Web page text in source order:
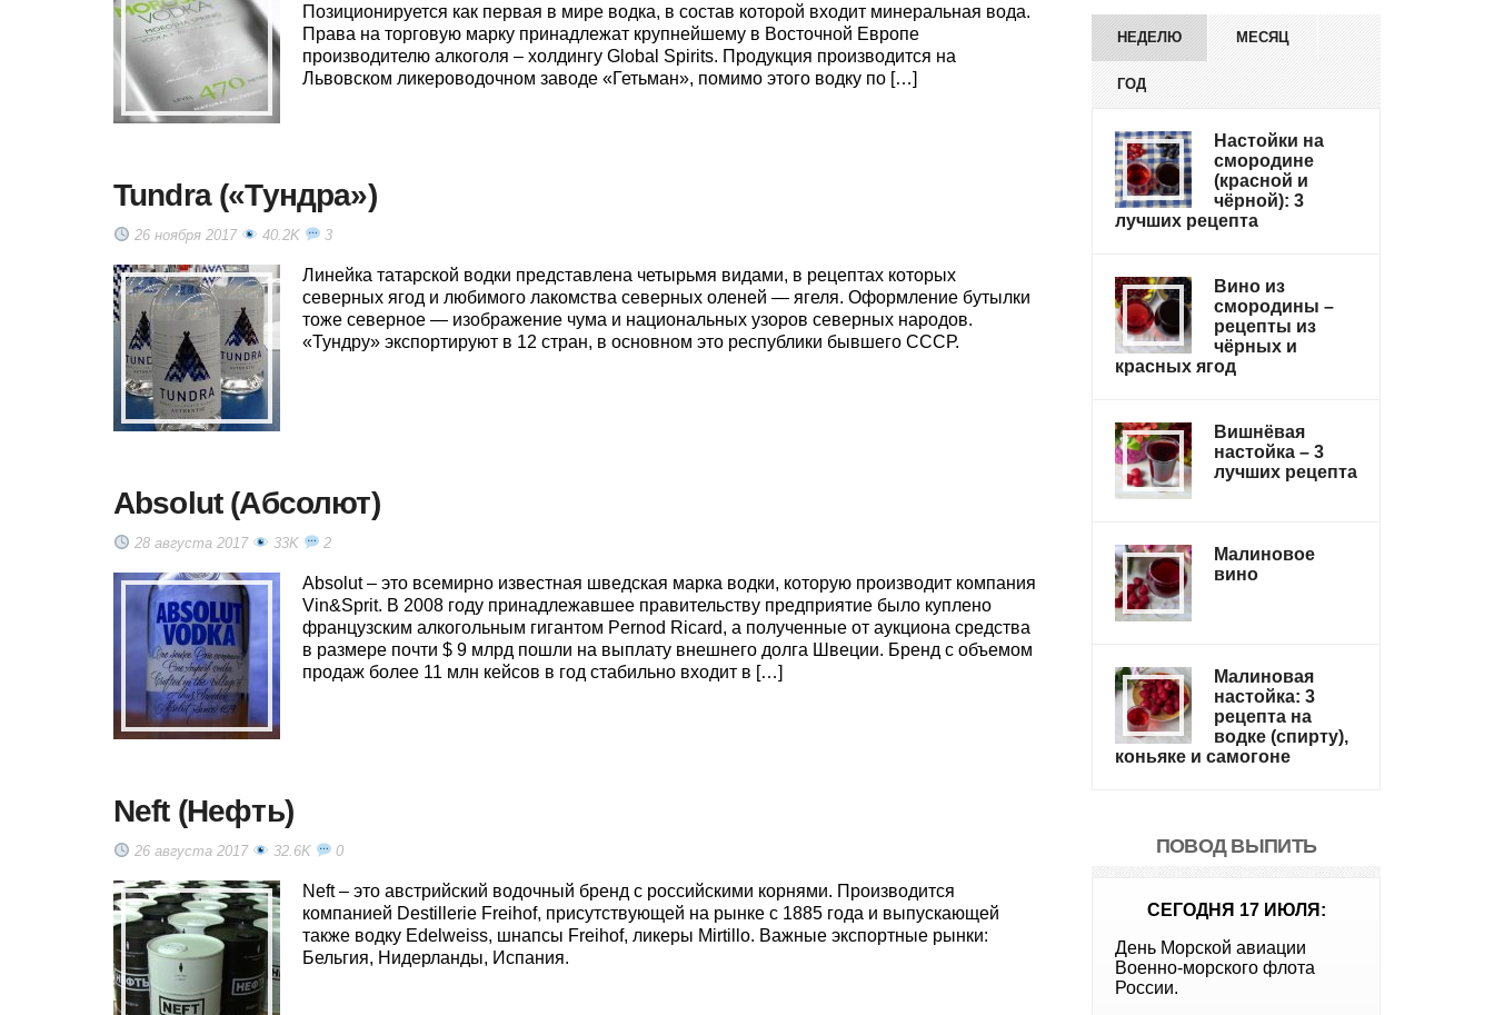
Позиционируется как первая в мире водка, в состав которой входит минеральная вода.
Права на торговую марку принадлежат крупнейшему в Восточной Европе
производителю алкоголя – холдингу Global Spirits. Продукция производится на
Львовском ликероводочном заводе «Гетьман», помимо этого водку по […]
Tundra («Тундра»)
26 ноября 2017 40.2K 3
Линейка татарской водки представлена четырьмя видами, в рецептах которых
северных ягод и любимого лакомства северных оленей — ягеля. Оформление бутылки
тоже северное — изображение чума и национальных узоров северных народов.
«Тундру» экспортируют в 12 стран, в основном это республики бывшего СССР.
Absolut (Абсолют)
28 августа 2017 33K 2
Absolut – это всемирно известная шведская марка водки, которую производит компания
Vin&Sprit. В 2008 году принадлежавшее правительству предприятие было куплено
французским алкогольным гигантом Pernod Ricard, а полученные от аукциона средства
в размере почти $ 9 млрд пошли на выплату внешнего долга Швеции. Бренд с объемом
продаж более 11 млн кейсов в год стабильно входит в […]
Neft (Нефть)
26 августа 2017 32.6K 0
Neft – это австрийский водочный бренд с российскими корнями. Производится
компанией Destillerie Freihof, присутствующей на рынке с 1885 года и выпускающей
также водку Edelweiss, шнапсы Freihof, ликеры Mirtillo. Важные экспортные рынки:
Бельгия, Нидерланды, Испания.
НЕДЕЛЮ МЕСЯЦ
ГОД
Настойки на
смородине
(красной и
чёрной): 3
лучших рецепта
Вино из
смородины –
рецепты из
чёрных и
красных ягод
Вишнёвая
настойка – 3
лучших рецепта
Малиновое
вино
Малиновая
настойка: 3
рецепта на
водке (спирту),
коньяке и самогоне
ПОВОД ВЫПИТЬ
СЕГОДНЯ 17 ИЮЛЯ:
День Морской авиации
Военно-морского флота
России.